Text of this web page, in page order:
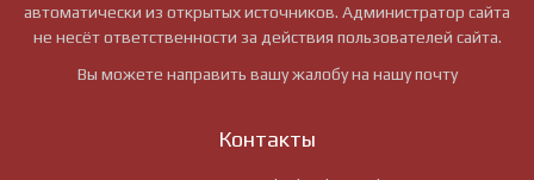
автоматически из открытых источников. Администратор сайта
не несёт ответственности за действия пользователей сайта.
Вы можете направить вашу жалобу на нашу почту
Контакты